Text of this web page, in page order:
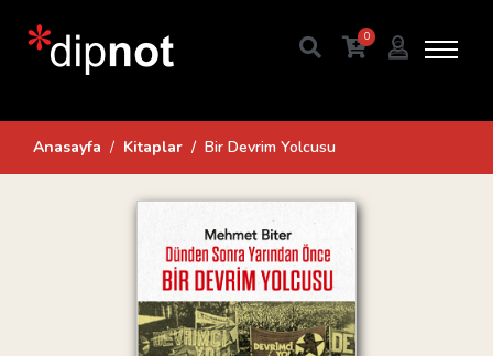
0
Anasayfa Kitaplar Bir Devrim Yolcusu